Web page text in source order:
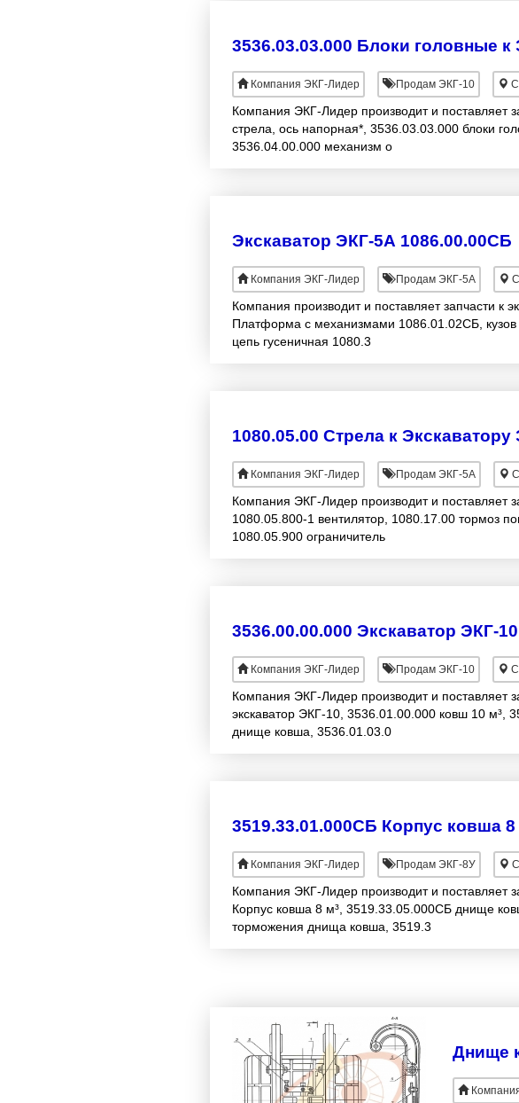
3536.03.03.000 Блоки головные к
Компания ЭКГ-Лидер Продам ЭКГ-10
Компания ЭКГ-Лидер производит и поставляет
стрела, ось напорная*, 3536.03.03.000 блоки
3536.04.00.000 механизм о
Экскаватор ЭКГ-5А 1086.00.00СБ
Компания ЭКГ-Лидер Продам ЭКГ-5А
Компания производит и поставляет запчасти к
Платформа с механизмами 1086.01.02СБ,
цепь гусеничная 1080.3
1080.05.00 Стрела к Экскаватору
Компания ЭКГ-Лидер Продам ЭКГ-5А
Компания ЭКГ-Лидер производит и поставляет
1080.05.800-1 вентилятор, 1080.17.00 тормоз
1080.05.900 ограничитель
3536.00.00.000 Экскаватор ЭКГ-10
Компания ЭКГ-Лидер Продам ЭКГ-10
Компания ЭКГ-Лидер производит и поставляет
экскаватор ЭКГ-10, 3536.01.00.000 ковш 10 м³,
днище ковша, 3536.01.03.0
3519.33.01.000СБ Корпус ковша
Компания ЭКГ-Лидер Продам ЭКГ-8У
Компания ЭКГ-Лидер производит и поставляет
Корпус ковша 8 м³, 3519.33.05.000СБ днище
торможения днища ковша, 3519.3
Днище